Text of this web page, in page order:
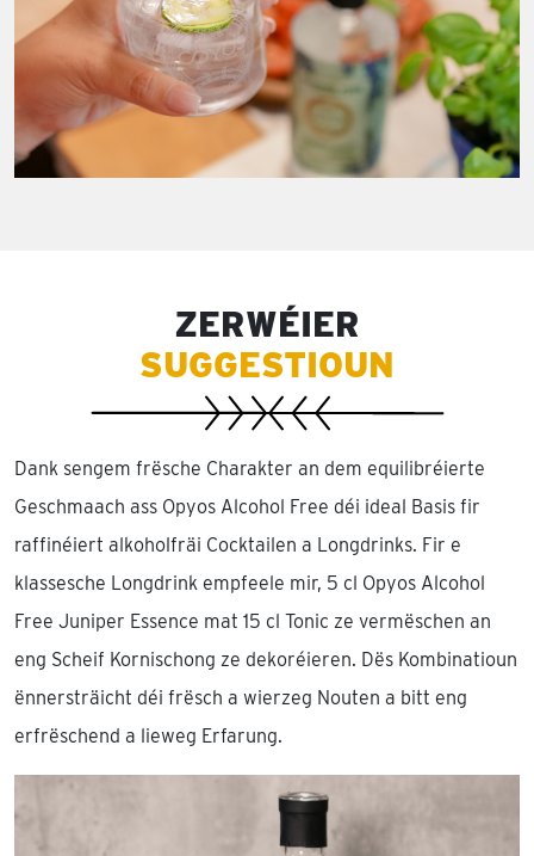
ZERWÉIER
SUGGESTIOUN
Dank sengem frësche Charakter an dem equilibréierte
Geschmaach ass Opyos Alcohol Free déi ideal Basis fir
raffinéiert alkoholfräi Cocktailen a Longdrinks. Fir e
klassesche Longdrink empfeele mir, 5 cl Opyos Alcohol
Free Juniper Essence mat 15 cl Tonic ze vermëschen an
eng Scheif Kornischong ze dekoréieren. Dës Kombinatioun
ënnersträicht déi frësch a wierzeg Nouten a bitt eng
erfrëschend a lieweg Erfarung.